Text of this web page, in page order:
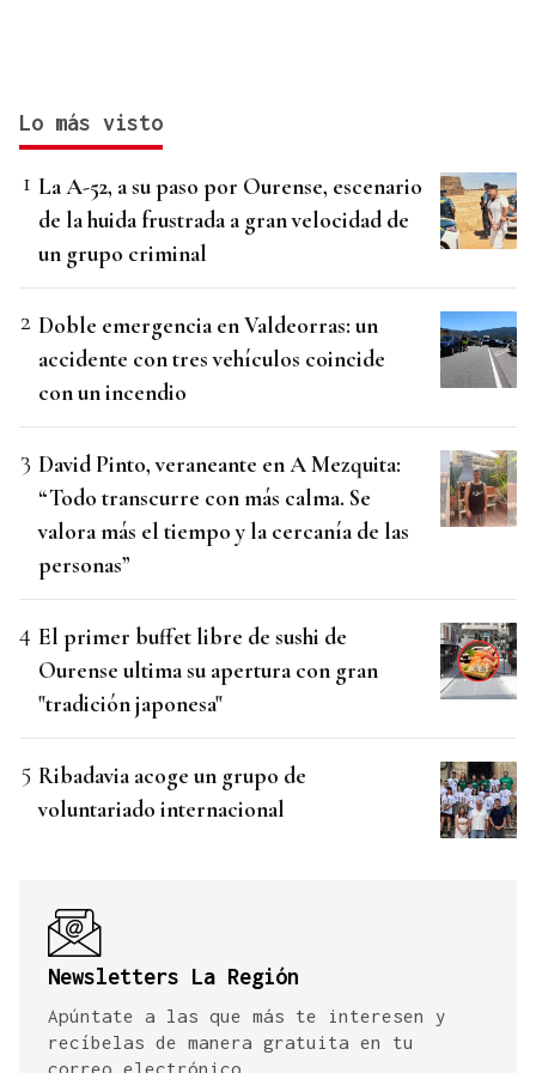
Lo más visto
La A-52, a su paso por Ourense, escenario
de la huida frustrada a gran velocidad de
un grupo criminal
Doble emergencia en Valdeorras: un
accidente con tres vehículos coincide
con un incendio
David Pinto, veraneante en A Mezquita:
“Todo transcurre con más calma. Se
valora más el tiempo y la cercanía de las
personas”
El primer buffet libre de sushi de
Ourense ultima su apertura con gran
"tradición japonesa"
Ribadavia acoge un grupo de
voluntariado internacional
Newsletters La Región
Apúntate a las que más te interesen y
recíbelas de manera gratuita en tu
correo electrónico